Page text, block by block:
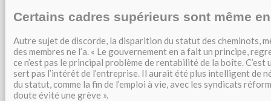
Certains cadres supérieurs sont même
Autre sujet de discorde, la disparition du statut des cheminots,
des membres ne l’a. « Le gouvernement en a fait un principe,
ce n’est pas le principal problème de rentabilité de la boîte.
sert pas l’intérêt de l’entreprise. Il aurait été plus intelligent de
du statut, comme la fin de l’emploi à vie, avec les syndicats
doute évité une grève ».